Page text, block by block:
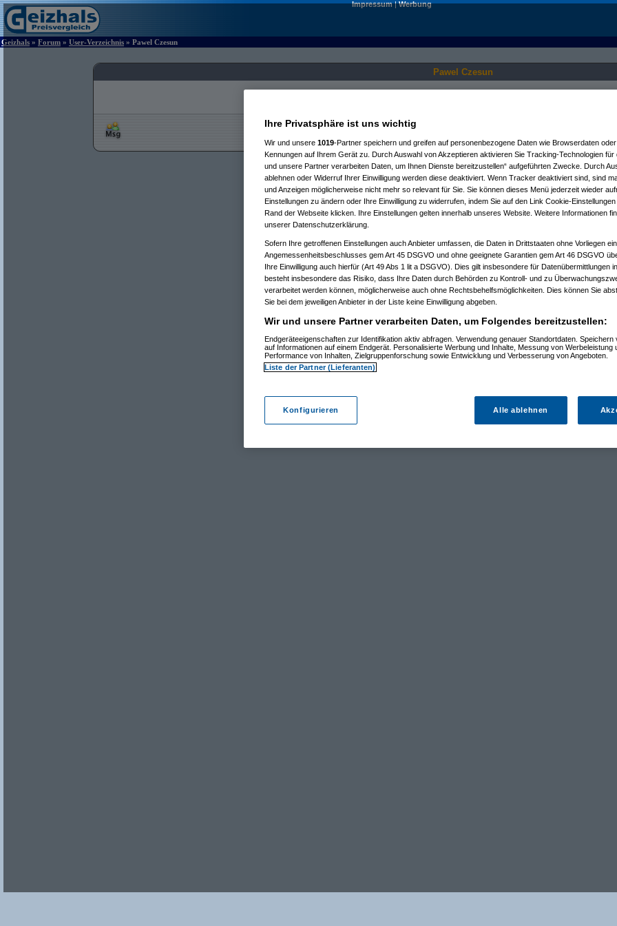
Impressum|Werbung
Geizhals » Forum » User-Verzeichnis » Pawel Czesun
Pawel Czesun
Ihre Privatsphäre ist uns wichtig
Wir und unsere 1019-Partner speichern und greifen auf personenbezogene Daten wie Browserdaten
Kennungen auf Ihrem Gerät zu. Durch Auswahl von Akzeptieren aktivieren Sie Tracking-Technologien für
und unsere Partner verarbeiten Daten, um Ihnen Dienste bereitzustellen“ aufgeführten Zwecke. Durch
ablehnen oder Widerruf Ihrer Einwilligung werden diese deaktiviert. Wenn Tracker deaktiviert sind, sind
und Anzeigen möglicherweise nicht mehr so relevant für Sie. Sie können dieses Menü jederzeit wieder
Einstellungen zu ändern oder Ihre Einwilligung zu widerrufen, indem Sie auf den Link Cookie-
Rand der Webseite klicken. Ihre Einstellungen gelten innerhalb unseres Website. Weitere Informationen
unserer Datenschutzerklärung.
Sofern Ihre getroffenen Einstellungen auch Anbieter umfassen, die Daten in Drittstaaten ohne Vorliegen
Angemessenheitsbeschlusses gem Art 45 DSGVO und ohne geeignete Garantien gem Art 46 DSGVO
Ihre Einwilligung auch hierfür (Art 49 Abs 1 lit a DSGVO). Dies gilt insbesondere für Datenübermittlungen
besteht insbesondere das Risiko, dass Ihre Daten durch Behörden zu Kontroll- und zu
verarbeitet werden können, möglicherweise auch ohne Rechtsbehelfsmöglichkeiten. Dies können Sie
Sie bei dem jeweiligen Anbieter in der Liste keine Einwilligung abgeben.
Wir und unsere Partner verarbeiten Daten, um Folgendes bereitzustellen:
Endgeräteeigenschaften zur Identifikation aktiv abfragen. Verwendung genauer Standortdaten. Speichern
auf Informationen auf einem Endgerät. Personalisierte Werbung und Inhalte, Messung von Werbeleistung
Performance von Inhalten, Zielgruppenforschung sowie Entwicklung und Verbesserung von Angeboten.
Liste der Partner (Lieferanten)
Konfigurieren Alle ablehnen